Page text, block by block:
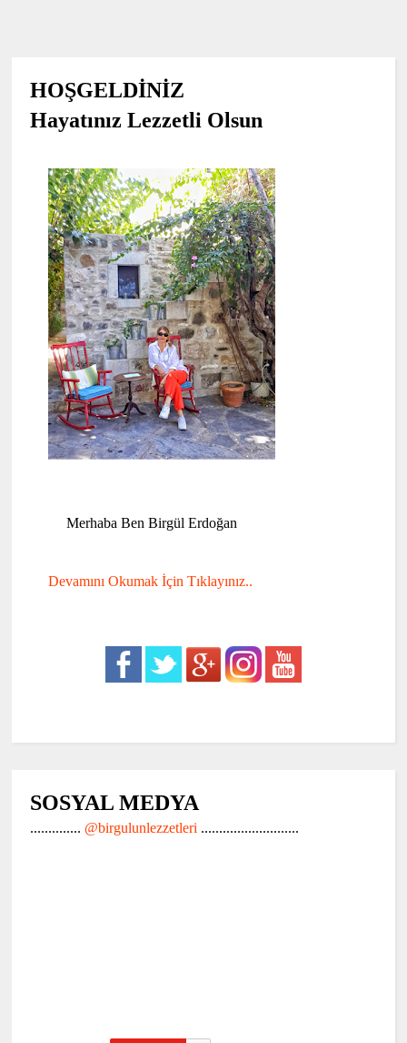
HOŞGELDİNİZ
Hayatınız Lezzetli Olsun
Merhaba Ben Birgül Erdoğan
Devamını Okumak İçin Tıklayınız..
SOSYAL MEDYA
.............. @birgulunlezzetleri ...........................